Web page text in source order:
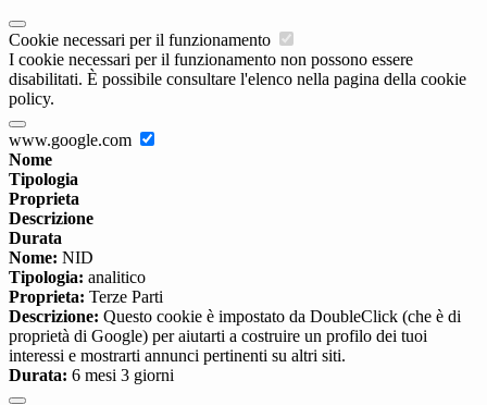
Cookie necessari per il funzionamento
I cookie necessari per il funzionamento non possono essere
disabilitati. È possibile consultare l'elenco nella pagina della cookie
policy.
www.google.com
Nome
Tipologia
Proprieta
Descrizione
Durata
Nome: NID
Tipologia: analitico
Proprieta: Terze Parti
Descrizione: Questo cookie è impostato da DoubleClick (che è di
proprietà di Google) per aiutarti a costruire un profilo dei tuoi
interessi e mostrarti annunci pertinenti su altri siti.
Durata: 6 mesi 3 giorni